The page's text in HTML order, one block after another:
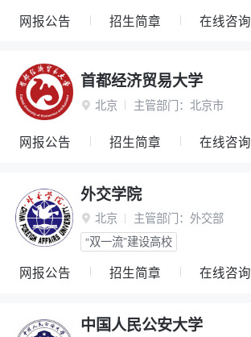
网报公告 招生简章 在线咨询
首都经济贸易大学
 北京 主管部门： 北京市
网报公告 招生简章 在线咨询
外交学院
 北京 主管部门： 外交部
“双一流”建设高校
网报公告 招生简章 在线咨询
中国人民公安大学